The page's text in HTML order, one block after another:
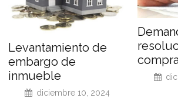
Levantamiento de
embargo de
inmueble
diciembre 10, 2024